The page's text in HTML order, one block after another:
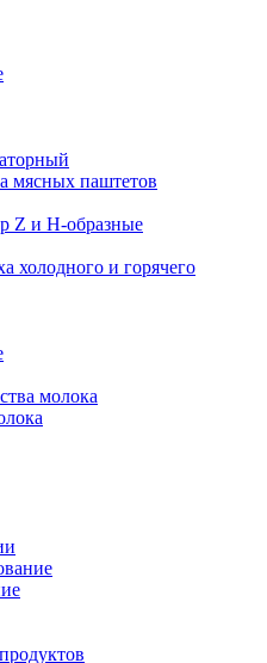
мясных паштетов
Z и H-образные
холодного и горячего
молока